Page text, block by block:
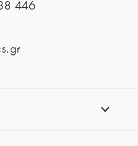
446